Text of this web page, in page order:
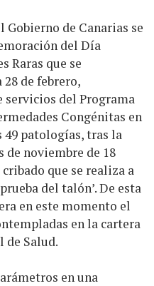
Gobierno de Canarias se
del Día
Raras que se
de febrero,
servicios del Programa
Congénitas en
49 patologías, tras la
de noviembre de 18
que se realiza a
del talón’. De esta
en este momento el
en la cartera
de Salud.
en una